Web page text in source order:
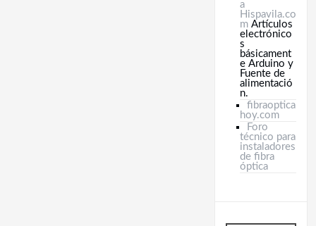
a
Hispavila.co
m Artículos
electrónico
s
básicament
e Arduino y
Fuente de
alimentació
n.
fibraoptica
hoy.com
Foro
técnico para
instaladores
de fibra
óptica